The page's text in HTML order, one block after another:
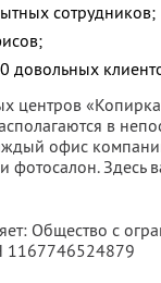
сотрудников;
довольных
центров
в
офис
фотосалон. Здесь
Общество с
1167746524879